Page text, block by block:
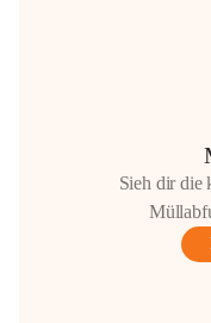
Sieh dir die